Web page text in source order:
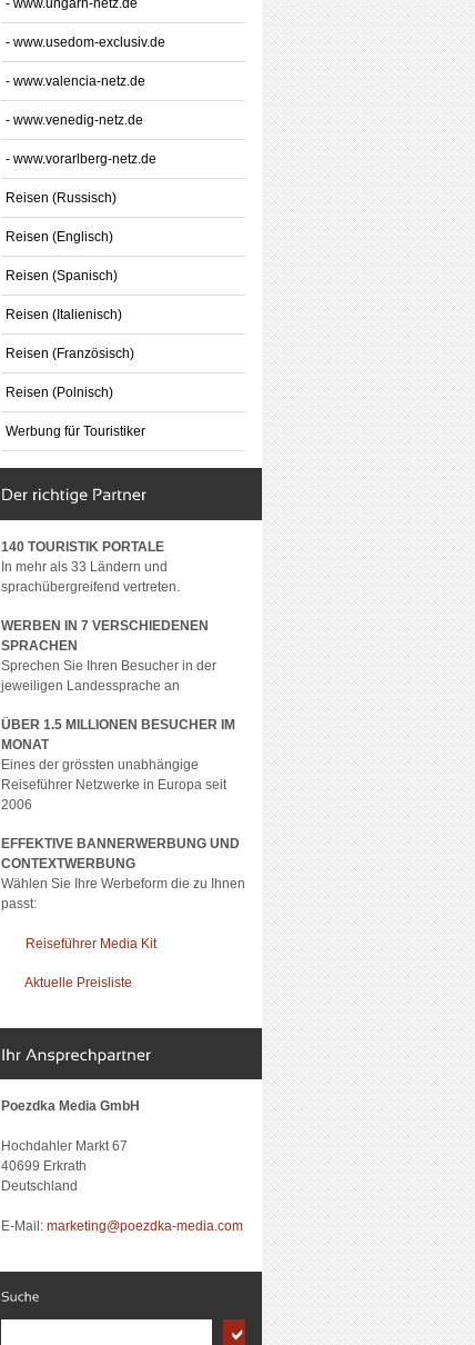
- www.ungarn-netz.de
- www.usedom-exclusiv.de
- www.valencia-netz.de
- www.venedig-netz.de
- www.vorarlberg-netz.de
Reisen (Russisch)
Reisen (Englisch)
Reisen (Spanisch)
Reisen (Italienisch)
Reisen (Französisch)
Reisen (Polnisch)
Werbung für Touristiker
140 TOURISTIK PORTALE
In mehr als 33 Ländern und
sprachübergreifend vertreten.
WERBEN IN 7 VERSCHIEDENEN
SPRACHEN
Sprechen Sie Ihren Besucher in der
jeweiligen Landessprache an
ÜBER 1.5 MILLIONEN BESUCHER IM
MONAT
Eines der grössten unabhängige
Reiseführer Netzwerke in Europa seit
2006
EFFEKTIVE BANNERWERBUNG UND
CONTEXTWERBUNG
Wählen Sie Ihre Werbeform die zu Ihnen
passt:
Reiseführer Media Kit
Aktuelle Preisliste
Poezdka Media GmbH
Hochdahler Markt 67
40699 Erkrath
Deutschland
E-Mail: marketing@poezdka-media.com